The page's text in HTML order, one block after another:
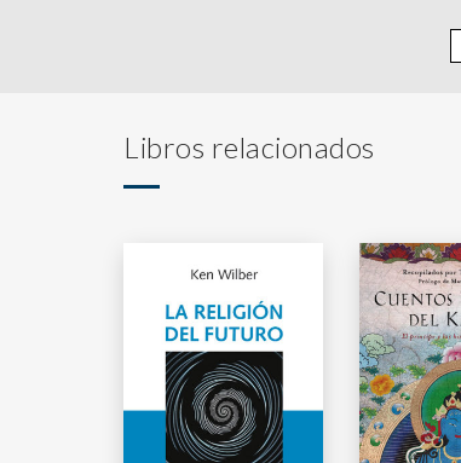
Libros relacionados